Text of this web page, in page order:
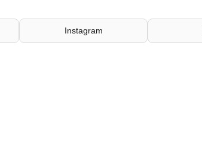
Instagram